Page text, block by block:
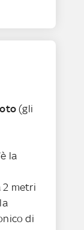
(gli
la
2 metri
di